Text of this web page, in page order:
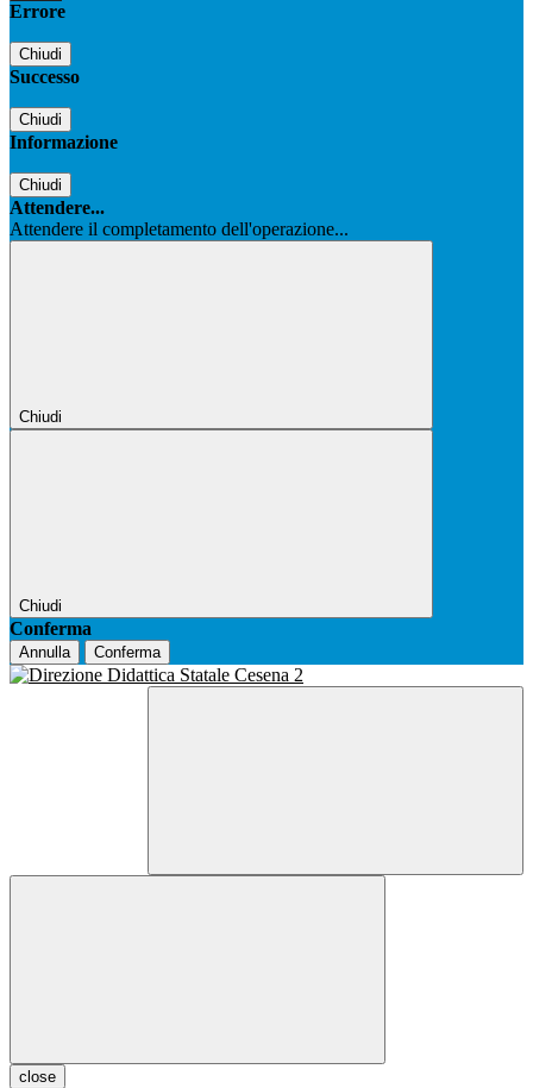
Errore
Chiudi
Successo
Chiudi
Informazione
Chiudi
Attendere...
Attendere il completamento dell'operazione...
Chiudi
Chiudi
Conferma
Annulla Conferma
close